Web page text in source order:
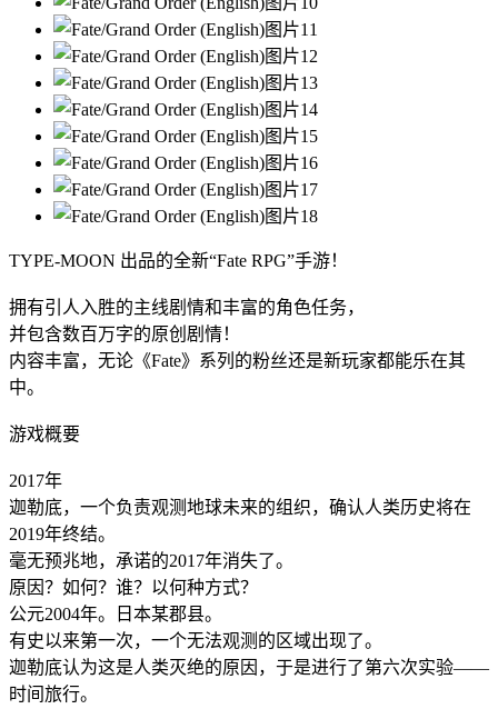
TYPE-MOON 出品的全新“Fate RPG”手游！
拥有引人入胜的主线剧情和丰富的角色任务，
并包含数百万字的原创剧情！
内容丰富，无论《Fate》系列的粉丝还是新玩家都能乐在其
中。
游戏概要
2017年
迦勒底，一个负责观测地球未来的组织，确认人类历史将在
2019年终结。
毫无预兆地，承诺的2017年消失了。
原因？如何？谁？以何种方式？
公元2004年。日本某郡县。
有史以来第一次，一个无法观测的区域出现了。
迦勒底认为这是人类灭绝的原因，于是进行了第六次实验——
时间旅行。